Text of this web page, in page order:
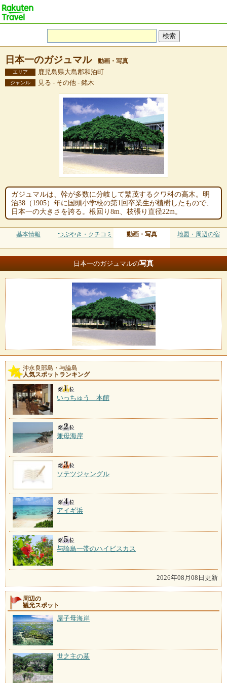
日本一のガジュマル 動画・写真
エリア 鹿児島県大島郡和泊町
ジャンル 見る - その他 - 銘木
ガジュマルは、幹が多数に分岐して繁茂するクワ科の高木。明
治38（1905）年に国頭小学校の第1回卒業生が植樹したもので、
日本一の大きさを誇る。根回り8m、枝張り直径22m。
基本情報 つぶやき・クチコミ 動画・写真 地図・周辺の宿
日本一のガジュマルの写真
沖永良部島・与論島
人気スポットランキング
いっちゅう 本館
兼母海岸
ソテツジャングル
アイギ浜
与論島一帯のハイビスカス
2026年08月08日更新
周辺の
観光スポット
屋子母海岸
世之主の墓